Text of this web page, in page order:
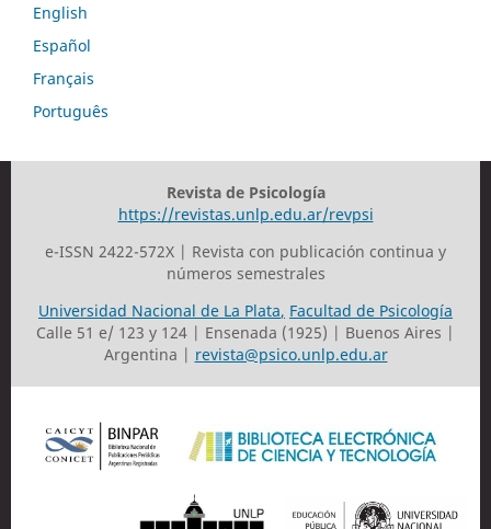
English
Español
Français
Português
Revista de Psicología
https://revistas.unlp.edu.ar/revpsi
e-ISSN 2422-572X | Revista con publicación continua y
números semestrales
Universidad Nacional de La Plata, Facultad de Psicología
Calle 51 e/ 123 y 124 | Ensenada (1925) | Buenos Aires |
Argentina | revista@psico.unlp.edu.ar